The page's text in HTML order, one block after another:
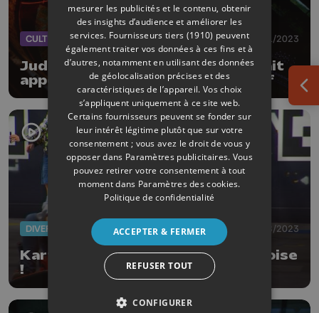
CULTURE 06/11/2023
Judgeball : le jeu vidéo liégeois fait
appel au financement participatif
DIVERS 24/08/2023
Karting VR : une innovation liégeoise
!
mesurer les publicités et le contenu, obtenir
des insights d’audience et améliorer les
services. Fournisseurs tiers (1910) peuvent
également traiter vos données à ces fins et à
d’autres, notamment en utilisant des données
de géolocalisation précises et des
caractéristiques de l’appareil. Vos choix
s’appliquent uniquement à ce site web.
Certains fournisseurs peuvent se fonder sur
leur intérêt légitime plutôt que sur votre
consentement ; vous avez le droit de vous y
opposer dans Paramètres publicitaires. Vous
pouvez retirer votre consentement à tout
moment dans Paramètres des cookies.
Politique de confidentialité
ACCEPTER & FERMER
REFUSER TOUT
CONFIGURER